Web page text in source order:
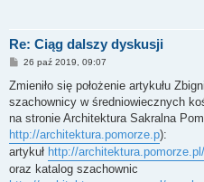
Re: Ciąg dalszy dyskusji
P
s
26 paź 2019, 09:07
Zmieniło się położenie artykułu
szachownicy w średniowiecznych
na stronie Architektura Sakralna
http://architektura.pomorze.p):
artykuł http://
oraz katalog szachownic